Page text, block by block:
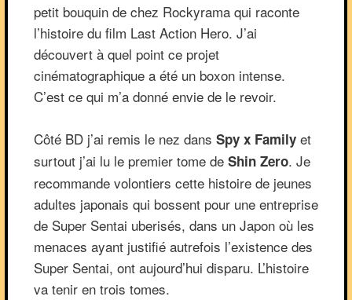
petit bouquin de chez Rockyrama qui raconte
l’histoire du film Last Action Hero. J’ai
découvert à quel point ce projet
cinématographique a été un boxon intense.
C’est ce qui m’a donné envie de le revoir.
Côté BD j’ai remis le nez dans Spy x Familyet
surtout j’ai lu le premier tome de Shin Zero. Je
recommande volontiers cette histoire de jeunes
adultes japonais qui bossent pour une entreprise
de Super Sentai uberisés, dans un Japon où les
menaces ayant justifié autrefois l’existence des
Super Sentai, ont aujourd’hui disparu. L’histoire
va tenir en trois tomes.